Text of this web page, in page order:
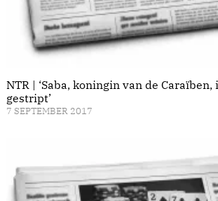
NTR | ‘Saba, koningin van de Caraïben,
gestript’
7 SEPTEMBER 2017